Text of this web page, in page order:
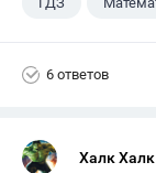
6 ответов
Халк Халк